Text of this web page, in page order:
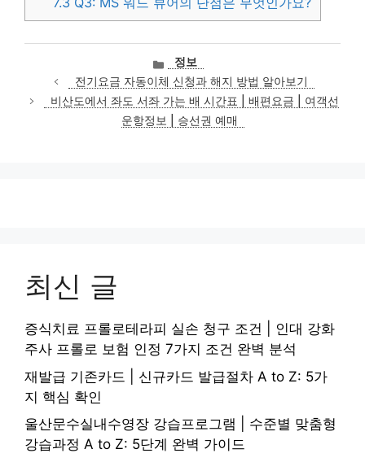
카
테
고
리
정보
전기요금 자동이체 신청과 해지 방법 알아보기
비산도에서 좌도 서좌 가는 배 시간표 | 배편요금 | 여객선
운항정보 | 승선권 예매
최신 글
증식치료 프롤로테라피 실손 청구 조건 | 인대 강화
주사 프롤로 보험 인정 7가지 조건 완벽 분석
재발급 기존카드 | 신규카드 발급절차 A to Z: 5가
지 핵심 확인
울산문수실내수영장 강습프로그램 | 수준별 맞춤형
강습과정 A to Z: 5단계 완벽 가이드